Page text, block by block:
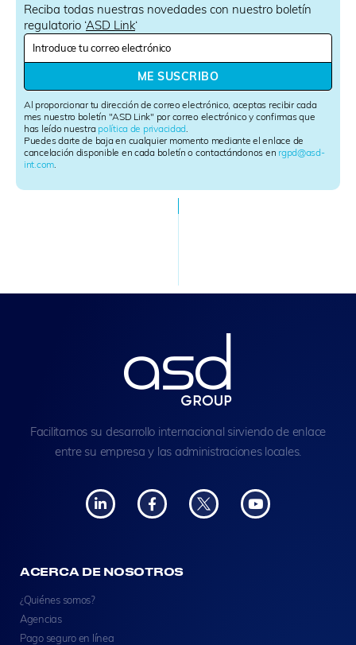
Reciba todas nuestras novedades con nuestro boletín
regulatorio ‘ASD Link‘
N
s
l
e
t
t
e
S
Al proporcionar tu dirección de correo electrónico, aceptas recibir cada
mes nuestro boletín "ASD Link" por correo electrónico y confirmas que
has leído nuestra política de privacidad
Puedes darte de baja en cualquier momento mediante el enlace de
cancelación disponible en cada boletín o contactándonos en rgpd@asd-
int.com
ME SUSCRIBO
Facilitamos su desarrollo internacional sirviendo de enlace
entre su empresa y las administraciones locales.
ACERCA DE NOSOTROS
¿Quiénes somos?
Agencias
Pago seguro en línea